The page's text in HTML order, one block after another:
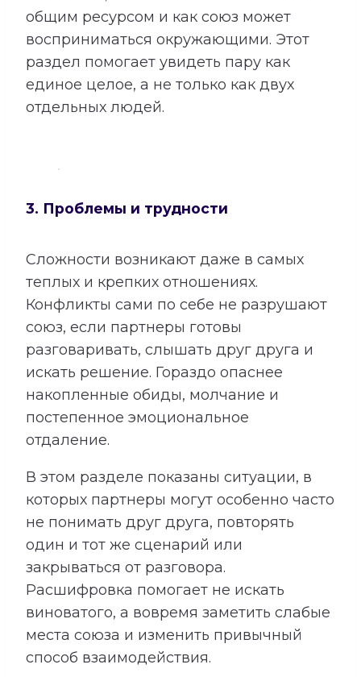
общим ресурсом и как союз может
восприниматься окружающими. Этот
раздел помогает увидеть пару как
единое целое, а не только как двух
отдельных людей.
3. Проблемы и трудности
Сложности возникают даже в самых
теплых и крепких отношениях.
Конфликты сами по себе не разрушают
союз, если партнеры готовы
разговаривать, слышать друг друга и
искать решение. Гораздо опаснее
накопленные обиды, молчание и
постепенное эмоциональное
отдаление.
В этом разделе показаны ситуации, в
которых партнеры могут особенно часто
не понимать друг друга, повторять
один и тот же сценарий или
закрываться от разговора.
Расшифровка помогает не искать
виноватого, а вовремя заметить слабые
места союза и изменить привычный
способ взаимодействия.